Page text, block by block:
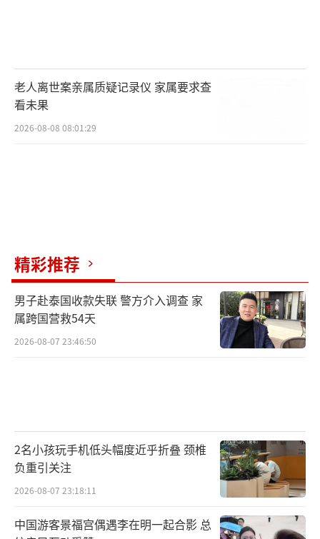
老人离世案亲属质疑记录仪 家属要求查
看未果
2026-08-08 08:01:29
精彩推荐
男子赴泰国收款失联 警方介入调查 家
属跨国营救54天
2026-08-07 23:46:50
2名小孩玩手机低头幅度近乎折叠 颈椎
负重引关注
2026-08-07 23:18:11
中国游客景福宫偶遇李在明一起合影 总